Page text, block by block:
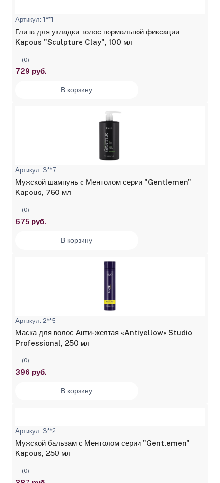
Артикул: 1**1
Глина для укладки волос нормальной фиксации
Kapous "Sculpture Clay", 100 мл
(0)
729 руб.
В корзину
Артикул: 3**7
Мужской шампунь с Ментолом серии "Gentlemen"
Kapous, 750 мл
(0)
675 руб.
В корзину
Артикул: 2**5
Маска для волос Анти-желтая «Antiyellow» Studio
Professional, 250 мл
(0)
396 руб.
В корзину
Артикул: 3**2
Мужской бальзам с Ментолом серии "Gentlemen"
Kapous, 250 мл
(0)